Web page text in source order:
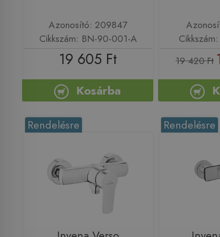
Azonosító: 209847
Cikkszám: BN-90-001-A
19 605 Ft
Kosárba
19 420 Ft
Rendelésre Rendelésre